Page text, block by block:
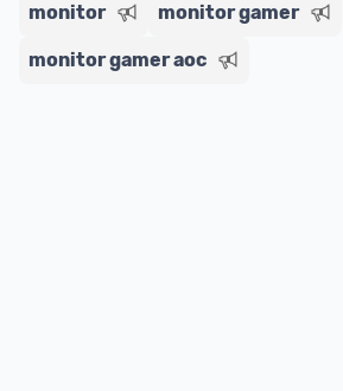
monitor
monitor gamer
monitor gamer aoc